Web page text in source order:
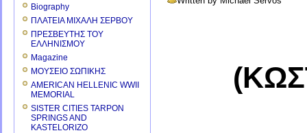
Biography
ΠΛΑΤΕΙΑ ΜΙΧΑΛΗ ΣΕΡΒΟΥ
ΠΡΕΣΒΕΥΤΗΣ ΤΟΥ
ΕΛΛΗΝΙΣΜΟΥ
Magazine
ΜΟΥΣΕΙΟ ΣΩΠΙΚΗΣ
AMERICAN HELLENIC WWII
MEMORIAL
SISTER CITIES TARPON
SPRINGS AND
KASTELORIZO